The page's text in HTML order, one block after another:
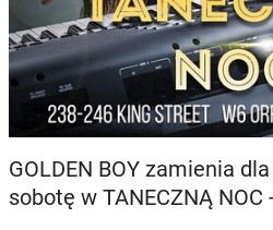
GOLDEN BOY zamienia
sobotę w TANECZNĄ